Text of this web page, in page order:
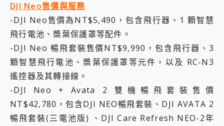
DJI Neo售價與服務
-DJI Neo售價為NT$5,490，包含飛行器、1 顆智慧
飛行電池、槳葉保護罩等配件。
-DJI Neo 暢飛套裝售價NT$9,990，包含飛行器、3
顆智慧飛行電池、槳葉保護罩等元件，以及 RC-N3
遙控器及其轉接線。
-DJI Neo + Avata 2 雙機暢飛套裝售價
NT$42,780，包含DJI NEO暢飛套裝、DJI AVATA 2
暢飛套裝(三電池版) 、DJI Care Refresh NEO-2年